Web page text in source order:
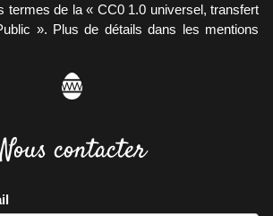
termes de la « CC0 1.0 universel, transfert
». Plus de détails dans les mentions
Nous contacter